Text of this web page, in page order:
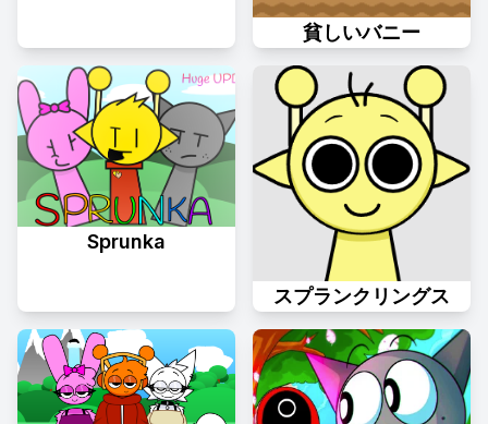
貧しいバニー
Sprunka
スプランクリングス